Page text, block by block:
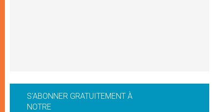
S'ABONNER GRATUITEMENT À
NOTRE